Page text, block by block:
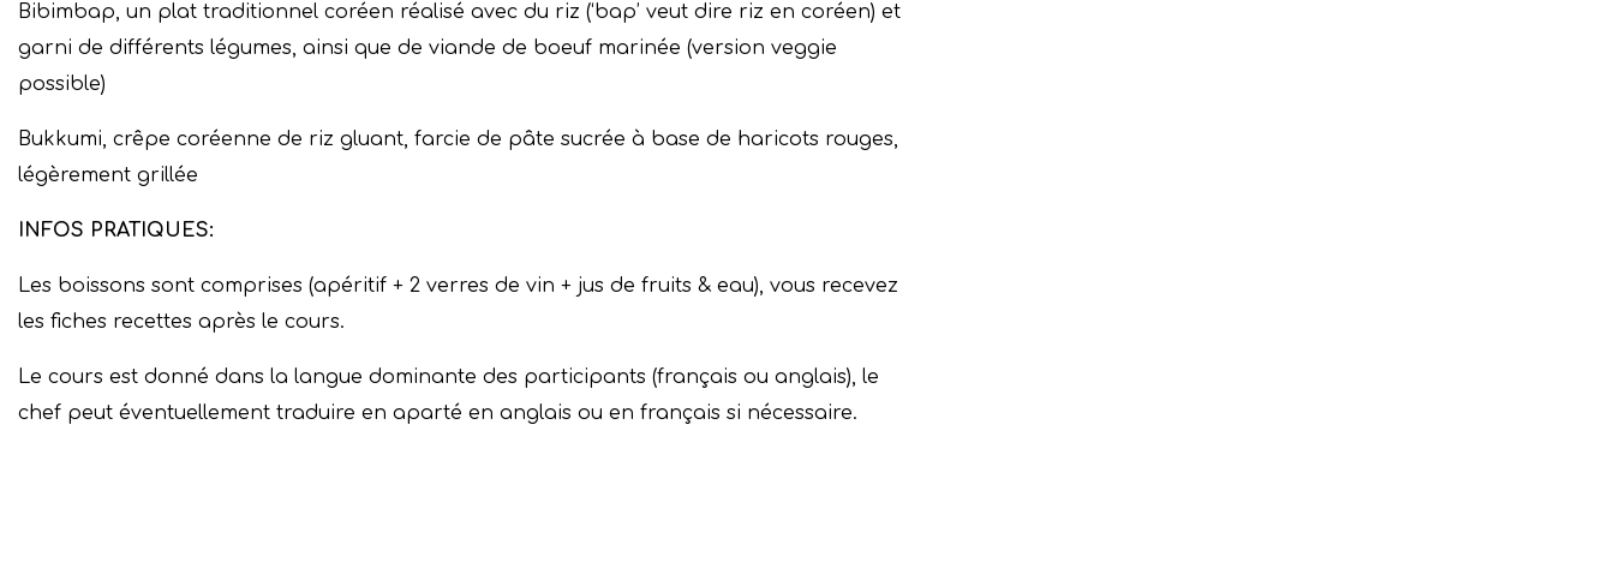
Bibimbap, un plat traditionnel coréen réalisé avec du riz (‘bap’ veut dire riz en coréen) et
garni de différents légumes, ainsi que de viande de boeuf marinée (version veggie
possible)
Bukkumi, crêpe coréenne de riz gluant, farcie de pâte sucrée à base de haricots rouges,
légèrement grillée
INFOS PRATIQUES:
Les boissons sont comprises (apéritif + 2 verres de vin + jus de fruits & eau), vous recevez
les fiches recettes après le cours.
Le cours est donné dans la langue dominante des participants (français ou anglais), le
chef peut éventuellement traduire en aparté en anglais ou en français si nécessaire.